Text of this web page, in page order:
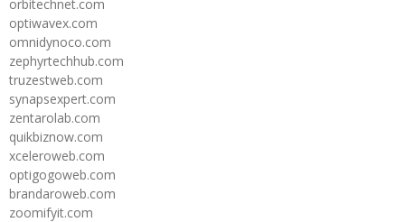
orbitechnet.com
optiwavex.com
omnidynoco.com
zephyrtechhub.com
truzestweb.com
synapsexpert.com
zentarolab.com
quikbiznow.com
xceleroweb.com
optigogoweb.com
brandaroweb.com
zoomifyit.com